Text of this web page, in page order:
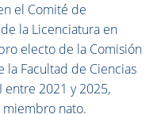
el Comité de
la Licenciatura en
electo de la Comisión
la Facultad de Ciencias
2021 y 2025,
nato.